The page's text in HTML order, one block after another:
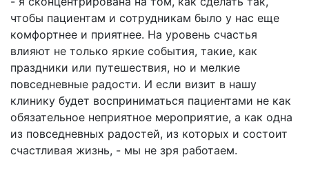
чтобы пациентам и сотрудникам было у нас еще
комфортнее и приятнее. На уровень счастья
влияют не только яркие события, такие, как
праздники или путешествия, но и мелкие
повседневные радости. И если визит в нашу
клинику будет восприниматься пациентами не как
обязательное неприятное мероприятие, а как одна
из повседневных радостей, из которых и состоит
счастливая жизнь, - мы не зря работаем.